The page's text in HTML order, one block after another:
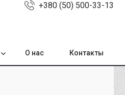
+380 (50) 500-33-13
О нас Контакты